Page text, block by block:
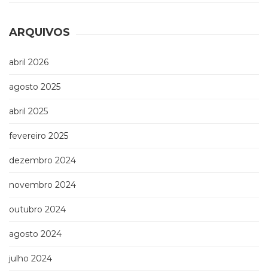
ARQUIVOS
abril 2026
agosto 2025
abril 2025
fevereiro 2025
dezembro 2024
novembro 2024
outubro 2024
agosto 2024
julho 2024